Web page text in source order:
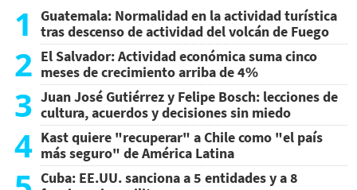
1
Guatemala: Normalidad en la actividad turística
tras descenso de actividad del volcán de Fuego
2 El Salvador: Actividad económica suma cinco
meses de crecimiento arriba de 4%
3 Juan José Gutiérrez y Felipe Bosch: lecciones de
cultura, acuerdos y decisiones sin miedo
4 Kast quiere "recuperar" a Chile como "el país
más seguro" de América Latina
Cuba: EE.UU. sanciona a 5 entidades y a 8